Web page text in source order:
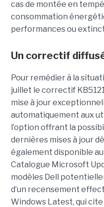
cas de montée en
consommation
performances ou
Un correctif
Pour remédier à la
juillet le correctif
mise à jour
automatiquement aux
l’option offrant la
dernières mises à jour
également disponible
Catalogue Microsoft
modèles Dell
d’un recensement
Windows Latest, qui